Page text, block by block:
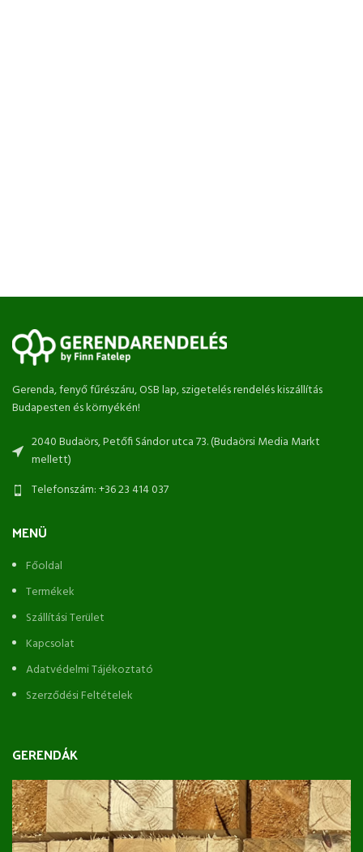
Gerenda, fenyő fűrészáru, OSB lap, szigetelés rendelés kiszállítás
Budapesten és környékén!
2040 Budaörs, Petőfi Sándor utca 73. (Budaörsi Media Markt
mellett)
Telefonszám: +36 23 414 037
MENÜ
Főoldal
Termékek
Szállítási Terület
Kapcsolat
Adatvédelmi Tájékoztató
Szerződési Feltételek
GERENDÁK